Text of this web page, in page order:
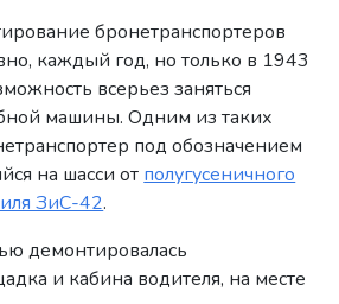
бронетранспортеров
каждый год, но только в 1943
всерьез заняться
машины. Одним из таких
под обозначением
на шасси отполугусеничного
ЗиС-42.
демонтировалась
и кабина водителя, на месте